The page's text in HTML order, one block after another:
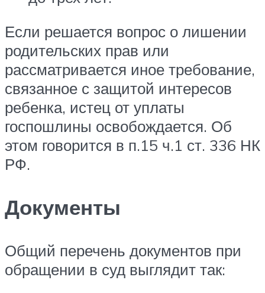
Если решается вопрос о лишении
родительских прав или
рассматривается иное требование,
связанное с защитой интересов
ребенка, истец от уплаты
госпошлины освобождается. Об
этом говорится в п.15 ч.1 ст. 336 НК
РФ.
Документы
Общий перечень документов при
обращении в суд выглядит так: